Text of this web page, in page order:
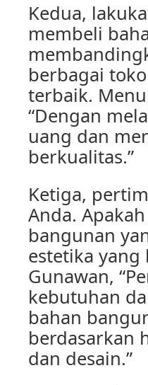
Kedua,
membeli
berbagai
terbaik.
“Dengan
uang dan
berkualitas.”
Ketiga,
Anda.
bangunan
estetika
Gunawan,
kebutuhan
bahan
berdasarkan
dan desain.”